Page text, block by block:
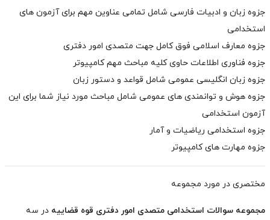
جزوه زبان و ادبیات فارسی شامل تمامی عناوین مهم برای آزمون های
استخدامی
جزوه معارف اسلامی فوق کامل جهت متصدی امور دفتری
جزوه فناوری اطلاعات حاوی کلیه مباحث مهم کامپیوتر
جزوه زبان انگلیسی عمومی شامل قواعد و دستور زبان
جزوه هوش و توانمندی های عمومی شامل مباحث مورد نیاز شما برای این
آزمون استخدامی
جزوه استخدامی ریاضیات و آمار
جزوه مهارت های کامپیوتر
مختصری در مورد مجموعه
مجموعه سوالات استخدامی متصدی امور دفتری قوه قضاییه در سه